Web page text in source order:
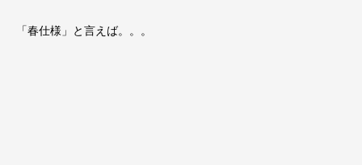
「春仕様」と言えば。。。